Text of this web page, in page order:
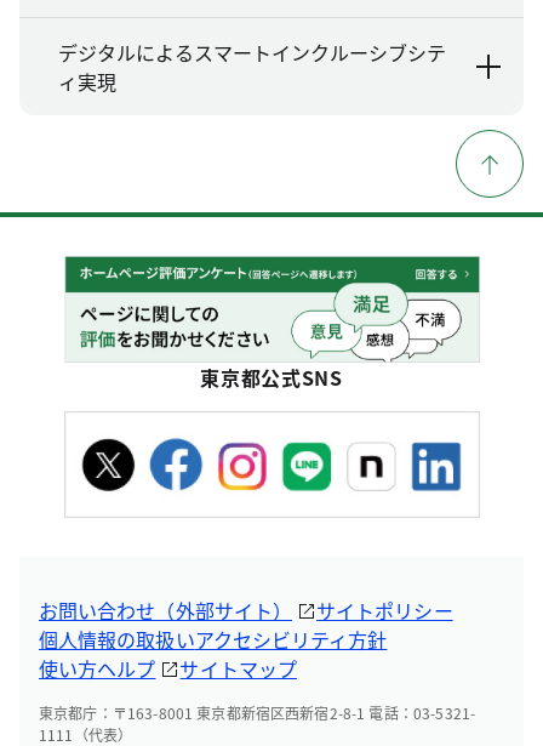
デジタルによるスマートインクルーシブシテ
ィ実現
東京都公式SNS
お問い合わせ（外部サイト）
サイトポリシー
個人情報の取扱いアクセシビリティ方針
使い方ヘルプ
サイトマップ
東京都庁：〒163-8001 東京都新宿区西新宿2-8-1 電話：03-5321-
1111（代表）